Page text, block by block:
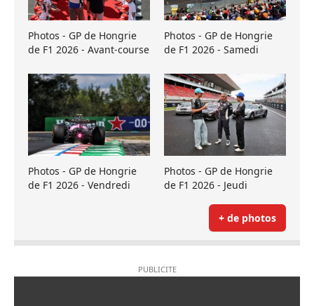
Photos - GP de Hongrie
de F1 2026 - Avant-course
Photos - GP de Hongrie
de F1 2026 - Samedi
Photos - GP de Hongrie
de F1 2026 - Vendredi
Photos - GP de Hongrie
de F1 2026 - Jeudi
+ de photos